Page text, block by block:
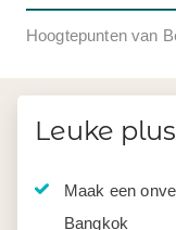
Hoogtepunten van
Leuke
Maak een
Bangkok